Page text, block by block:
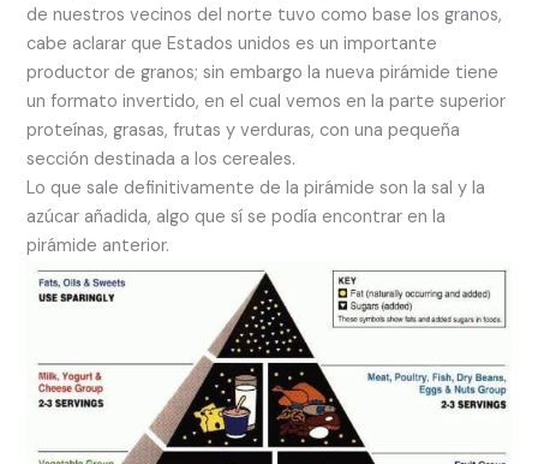
de nuestros vecinos del norte tuvo como base los granos,
cabe aclarar que Estados unidos es un importante
productor de granos; sin embargo la nueva pirámide tiene
un formato invertido, en el cual vemos en la parte superior
proteínas, grasas, frutas y verduras, con una pequeña
sección destinada a los cereales.
Lo que sale definitivamente de la pirámide son la sal y la
azúcar añadida, algo que sí se podía encontrar en la
pirámide anterior.